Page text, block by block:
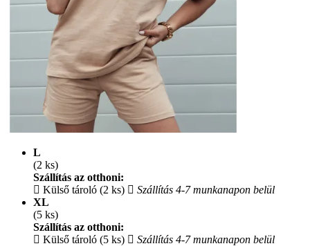
L
(2 ks)
Szállítás az otthoni:
Külső tároló (2 ks)
Szállítás 4-7 munkanapon belül
XL
(5 ks)
Szállítás az otthoni:
Külső tároló (5 ks)
Szállítás 4-7 munkanapon belül